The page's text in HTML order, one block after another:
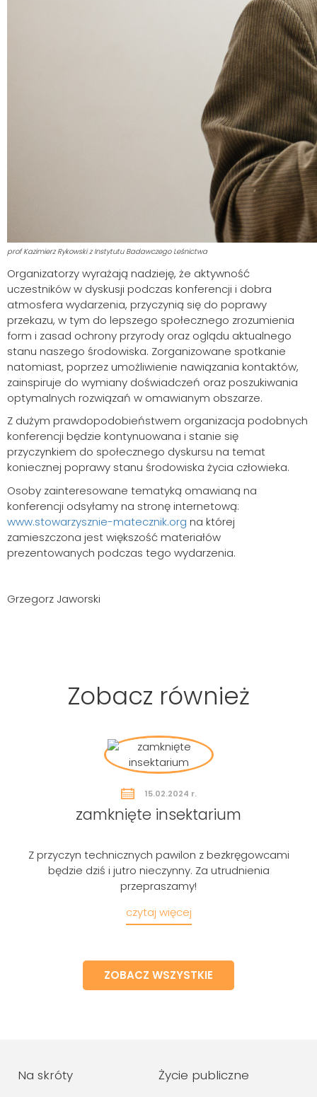
prof Kazimierz Rykowski z Instytutu Badawczego Leśnictwa
Organizatorzy wyrażają nadzieję, że aktywność
uczestników w dyskusji podczas konferencji i dobra
atmosfera wydarzenia, przyczynią się do poprawy
przekazu, w tym do lepszego społecznego zrozumienia
form i zasad ochrony przyrody oraz oglądu aktualnego
stanu naszego środowiska. Zorganizowane spotkanie
natomiast, poprzez umożliwienie nawiązania kontaktów,
zainspiruje do wymiany doświadczeń oraz poszukiwania
optymalnych rozwiązań w omawianym obszarze.
Z dużym prawdopodobieństwem organizacja podobnych
konferencji będzie kontynuowana i stanie się
przyczynkiem do społecznego dyskursu na temat
koniecznej poprawy stanu środowiska życia człowieka.
Osoby zainteresowane tematyką omawianą na
konferencji odsyłamy na stronę internetową:
www.stowarzysznie-matecznik.org na której
zamieszczona jest większość materiałów
prezentowanych podczas tego wydarzenia.
Grzegorz Jaworski
Zobacz również
15.02.2024 r.
zamknięte insektarium
Z przyczyn technicznych pawilon z bezkręgowcami
będzie dziś i jutro nieczynny. Za utrudnienia
przepraszamy!
czytaj więcej
ZOBACZ WSZYSTKIE
Na skróty Życie publiczne